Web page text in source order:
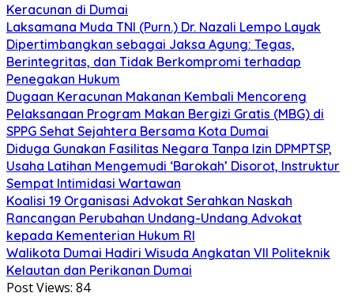
Keracunan di Dumai
Laksamana Muda TNI (Purn.) Dr. Nazali Lempo Layak
Dipertimbangkan sebagai Jaksa Agung: Tegas,
Berintegritas, dan Tidak Berkompromi terhadap
Penegakan Hukum
Dugaan Keracunan Makanan Kembali Mencoreng
Pelaksanaan Program Makan Bergizi Gratis (MBG) di
SPPG Sehat Sejahtera Bersama Kota Dumai
Diduga Gunakan Fasilitas Negara Tanpa Izin DPMPTSP,
Usaha Latihan Mengemudi ‘Barokah’ Disorot, Instruktur
Sempat Intimidasi Wartawan
Koalisi 19 Organisasi Advokat Serahkan Naskah
Rancangan Perubahan Undang-Undang Advokat
kepada Kementerian Hukum RI
Walikota Dumai Hadiri Wisuda Angkatan VII Politeknik
Kelautan dan Perikanan Dumai
Post Views: 84